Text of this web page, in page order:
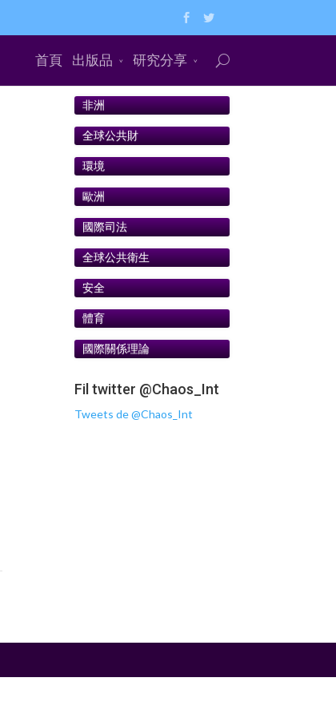
首頁 出版品 研究分享
非洲
全球公共財
環境
歐洲
國際司法
全球公共衛生
安全
體育
國際關係理論
Fil twitter @Chaos_Int
Tweets de @Chaos_Int